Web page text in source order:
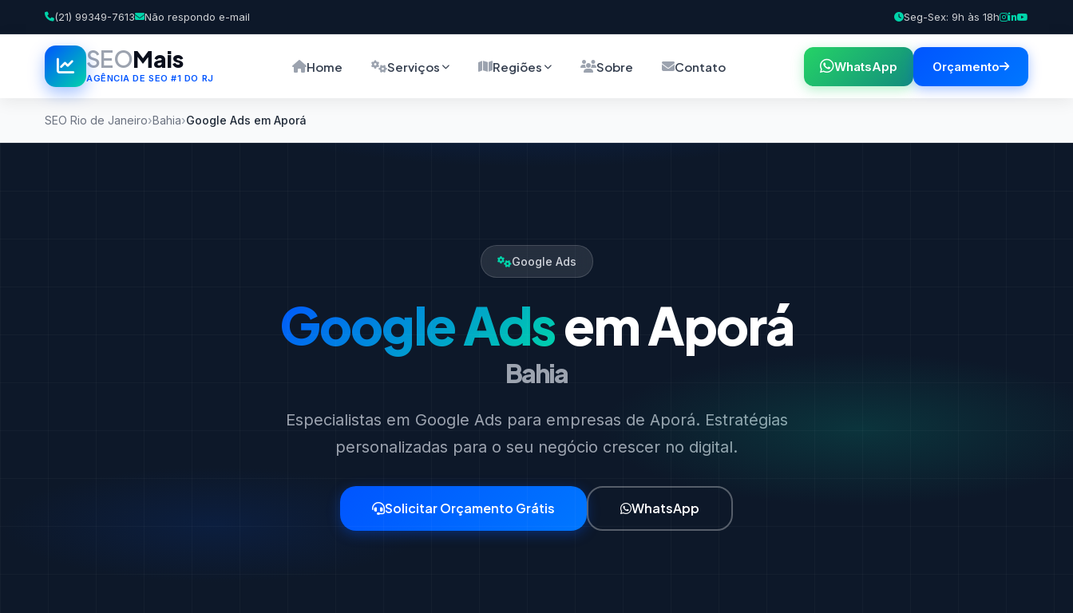
(21) 99349-7613 Não respondo e-mail Seg-Sex: 9h às 18h
SEOMais
AGÊNCIA DE SEO #1 DO RJ
Home Serviços Regiões Sobre Contato WhatsApp Orçamento
SEO Rio de Janeiro Bahia Google Ads em Aporá
Google Ads
Google Adsem Aporá
Bahia
Especialistas em Google Ads para empresas de Aporá. Estratégias
personalizadas para o seu negócio crescer no digital.
Solicitar Orçamento Grátis WhatsApp